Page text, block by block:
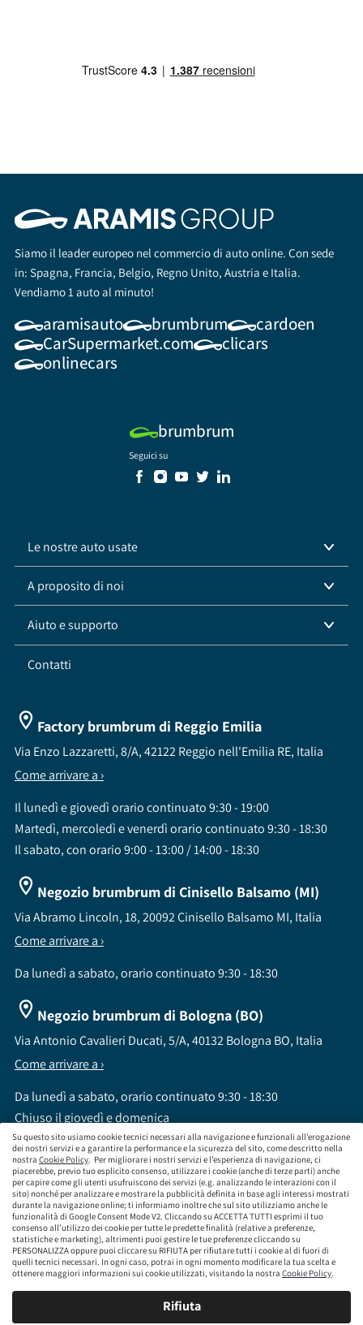
Su questo sito usiamo cookie tecnici necessari alla navigazione e funzionali all’erogazione
dei nostri servizi e a garantire la performance e la sicurezza del sito, come descritto nella
nostra Cookie Policy. Per migliorare i nostri servizi e l’esperienza di navigazione, ci
piacerebbe, previo tuo esplicito consenso, utilizzare i cookie (anche di terze parti) anche
per capire come gli utenti usufruiscono dei servizi (e.g. analizzando le interazioni con il
sito) nonché per analizzare e mostrare la pubblicità definita in base agli interessi mostrati
durante la navigazione online; ti informiamo inoltre che sul sito utilizziamo anche le
funzionalità di Google Consent Mode V2. Cliccando su ACCETTA TUTTI esprimi il tuo
consenso all’utilizzo dei cookie per tutte le predette finalità (relative a preferenze,
statistiche e marketing), altrimenti puoi gestire le tue preferenze cliccando su
PERSONALIZZA oppure puoi cliccare su RIFIUTA per rifiutare tutti i cookie al di fuori di
quelli tecnici necessari. In ogni caso, potrai in ogni momento modificare la tua scelta e
ottenere maggiori informazioni sui cookie utilizzati, visitando la nostra Cookie Policy.
Rifiuta
Siamo il leader europeo nel commercio di auto online. Con sede
in: Spagna, Francia, Belgio, Regno Unito, Austria e Italia.
Vendiamo 1 auto al minuto!
aramisauto brumbrum
cardoen
CarSupermarket.com
clicars
onlinecars
brumbrum
Seguici su
Le nostre auto usate
A proposito di noi
Aiuto e supporto
Contatti
Factory brumbrum di Reggio Emilia
Via Enzo Lazzaretti, 8/A, 42122 Reggio nell'Emilia RE, Italia
Come arrivare a ›
Il lunedì e giovedì orario continuato 9:30 - 19:00
Martedì, mercoledì e venerdì orario continuato 9:30 - 18:30
Il sabato, con orario 9:00 - 13:00 / 14:00 - 18:30
Negozio brumbrum di Cinisello Balsamo (MI)
Via Abramo Lincoln, 18, 20092 Cinisello Balsamo MI, Italia
Come arrivare a ›
Da lunedì a sabato, orario continuato 9:30 - 18:30
Negozio brumbrum di Bologna (BO)
Via Antonio Cavalieri Ducati, 5/A, 40132 Bologna BO, Italia
Come arrivare a ›
Da lunedì a sabato, orario continuato 9:30 - 18:30
Chiuso il giovedì e domenica
brumbrum S.p.A a socio unico - CF / P.IVA 09323210964 - Numero REA: MI - 2083307 -
Capitale Sociale: Euro 218.547,65 i.v.
Sede Legale Via Leningrado 8, 20161 Milano MI
Società soggetta alla direzione e coordinamento di Aramis Group S.A.
Società soggetta al controllo IVASS, consulta gli estremi dell'iscrizione al sito
www.servizi.ivass.it